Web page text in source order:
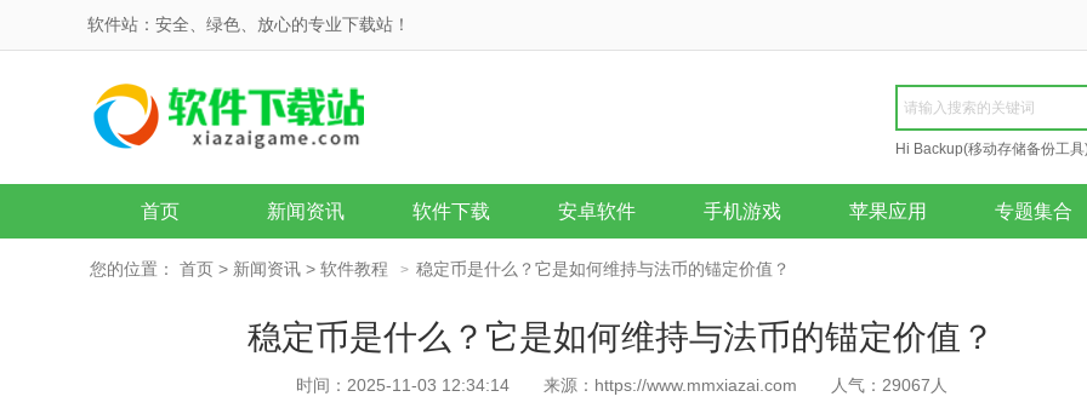
软件站：安全、绿色、放心的专业下载站！
Hi Backup(移动存储备份工具
Repair
首页 新闻资讯 软件下载 安卓软件 手机游戏 苹果应用 专题集合
您的位置： 首页 > 新闻资讯 > 软件教程 > 稳定币是什么？它是如何维持与法币的锚定价值？
稳定币是什么？它是如何维持与法币的锚定价值？
时间：2025-11-03 12:34:14 来源：https://www.mmxiazai.com 人气： 29067 人